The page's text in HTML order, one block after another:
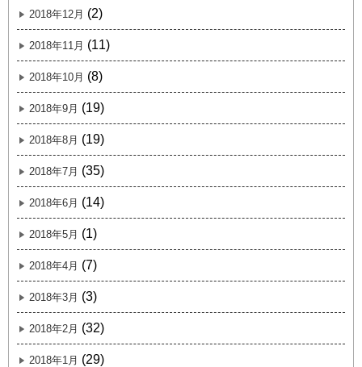
2018年12月 (2)
2018年11月 (11)
2018年10月 (8)
2018年9月 (19)
2018年8月 (19)
2018年7月 (35)
2018年6月 (14)
2018年5月 (1)
2018年4月 (7)
2018年3月 (3)
2018年2月 (32)
2018年1月 (29)